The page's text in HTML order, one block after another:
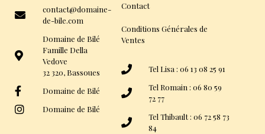
contact@domaine-
de-bile.com
Domaine de Bilé
Famille Della
Vedove
32 320, Bassoues
Domaine de Bilé
Domaine de Bilé
Contact
Conditions Générales de
Ventes
Tel Lisa : 06 13 08 25 91
Tel Romain : 06 80 59
72 77
Tel Thibault : 06 72 58 73
84